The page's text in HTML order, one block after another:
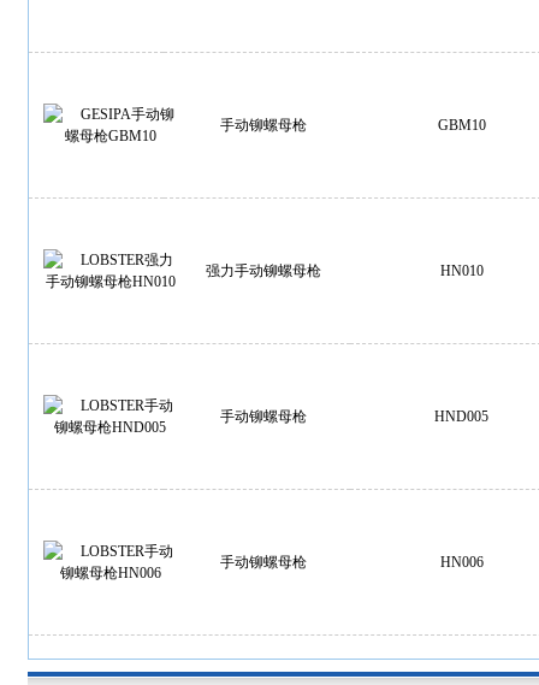
手动铆螺母枪 GBM10
强力手动铆螺母枪 HN010
手动铆螺母枪 HND005
手动铆螺母枪 HN006